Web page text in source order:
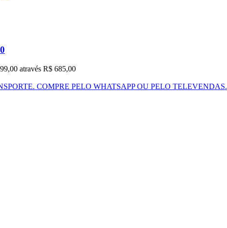
através R$ 685,00
COMPRE PELO WHATSAPP OU PELO TELEVENDAS.